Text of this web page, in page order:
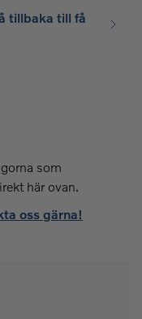
tillbaka till få
som
här ovan.
oss gärna!